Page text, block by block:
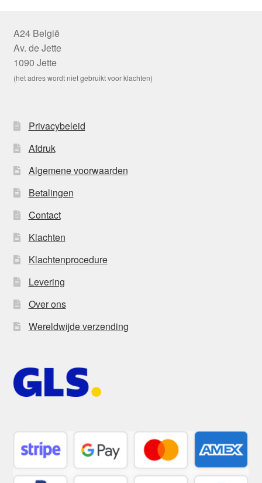
A24 België
Av. de Jette
1090 Jette
(het adres wordt niet gebruikt voor klachten)
Privacybeleid
Afdruk
Algemene voorwaarden
Betalingen
Contact
Klachten
Klachtenprocedure
Levering
Over ons
Wereldwijde verzending